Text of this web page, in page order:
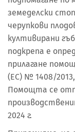
земеделски
черупкови
култивирани
подкрепа е
прилагане
(ЕС) № 1408/
Помощта се
2024 г.